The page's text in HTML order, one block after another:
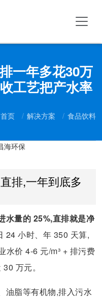
一年多花30万
工艺把产水率
首页 解决方案 食品饮料
海环保
排,一年到底多
水量的 25%,直排就是净
24 小时、年 350 天算,
水价 4-6 元/m³ + 排污费
万元。
油脂等有机物,排入污水